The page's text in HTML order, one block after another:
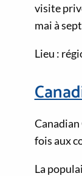
visite
mai à
Lieu :
Canadian
fois aux
La